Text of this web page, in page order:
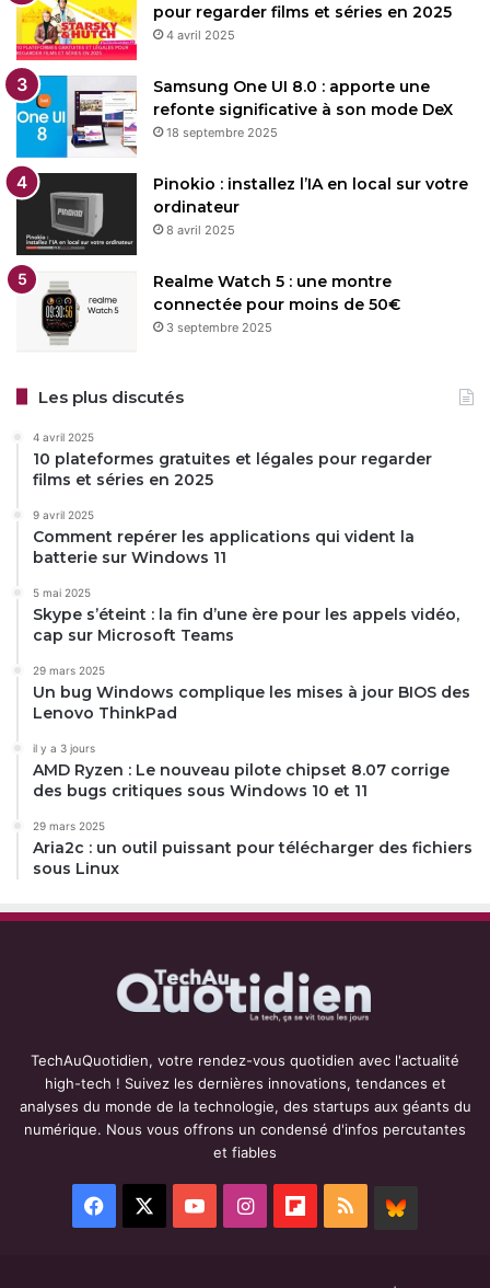
pour regarder films et séries en 2025
4 avril 2025
Samsung One UI 8.0 : apporte une
refonte significative à son mode DeX
18 septembre 2025
Pinokio : installez l’IA en local sur votre
ordinateur
8 avril 2025
Realme Watch 5 : une montre
connectée pour moins de 50€
3 septembre 2025
Les plus discutés
4 avril 2025
10 plateformes gratuites et légales pour regarder
films et séries en 2025
9 avril 2025
Comment repérer les applications qui vident la
batterie sur Windows 11
5 mai 2025
Skype s’éteint : la fin d’une ère pour les appels vidéo,
cap sur Microsoft Teams
29 mars 2025
Un bug Windows complique les mises à jour BIOS des
Lenovo ThinkPad
il y a 3 jours
AMD Ryzen : Le nouveau pilote chipset 8.07 corrige
des bugs critiques sous Windows 10 et 11
29 mars 2025
Aria2c : un outil puissant pour télécharger des fichiers
sous Linux
TechAuQuotidien, votre rendez-vous quotidien avec l'actualité
high-tech ! Suivez les dernières innovations, tendances et
analyses du monde de la technologie, des startups aux géants du
numérique. Nous vous offrons un condensé d'infos percutantes
et fiables
Facebook YouTubeInstagramFlipboard
RSS